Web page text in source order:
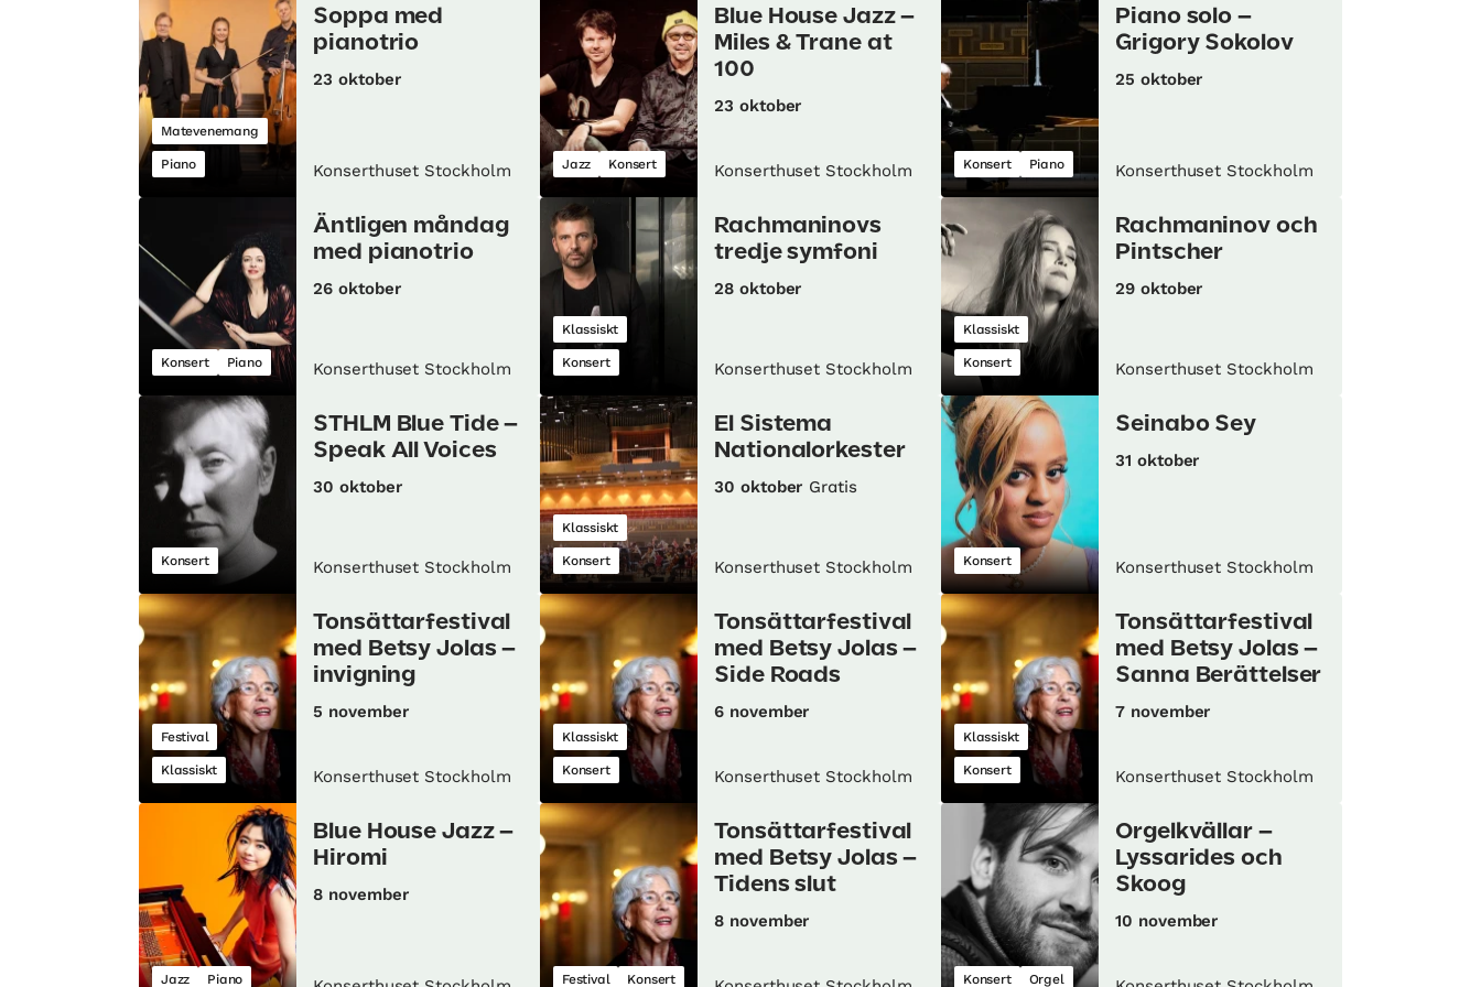
Matevenemang
Piano
Soppa med
pianotrio
23 oktober
Konserthuset Stockholm Jazz Konsert
Blue House Jazz –
Miles & Trane at
100
23 oktober
Konserthuset Stockholm Konsert Piano
Piano solo –
Grigory Sokolov
25 oktober
Konserthuset Stockholm
Konsert Piano
Äntligen måndag
med pianotrio
26 oktober
Konserthuset Stockholm
Klassiskt
Konsert
Rachmaninovs
tredje symfoni
28 oktober
Konserthuset Stockholm
Klassiskt
Konsert
Rachmaninov och
Pintscher
29 oktober
Konserthuset Stockholm
Konsert
STHLM Blue Tide –
Speak All Voices
30 oktober
Konserthuset Stockholm
Klassiskt
Konsert
El Sistema
Nationalorkester
30 oktober Gratis
Konserthuset Stockholm Konsert
Seinabo Sey
31 oktober
Konserthuset Stockholm
Festival
Klassiskt
Tonsättarfestival
med Betsy Jolas –
invigning
5 november
Konserthuset Stockholm
Klassiskt
Konsert
Tonsättarfestival
med Betsy Jolas –
Side Roads
6 november
Konserthuset Stockholm
Klassiskt
Konsert
Tonsättarfestival
med Betsy Jolas –
Sanna Berättelser
7 november
Konserthuset Stockholm
Jazz Piano
Blue House Jazz –
Hiromi
8 november
Festival Konsert
Tonsättarfestival
med Betsy Jolas –
Tidens slut
8 november
Konsert Orgel
Orgelkvällar –
Lyssarides och
Skoog
10 november